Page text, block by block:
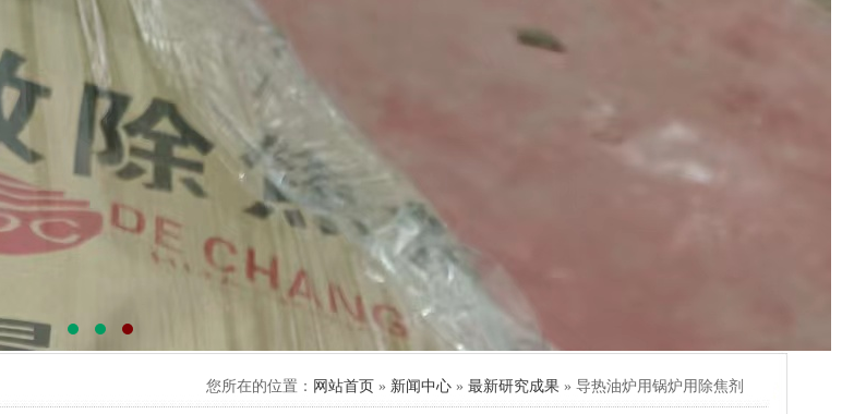
您所在的位置： 网站首页 » 新闻中心 » 最新研究成果 » 导热油炉用锅炉用除焦剂